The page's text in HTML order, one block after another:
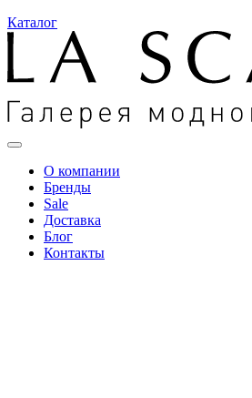
Каталог
О компании
Бренды
Sale
Доставка
Блог
Контакты